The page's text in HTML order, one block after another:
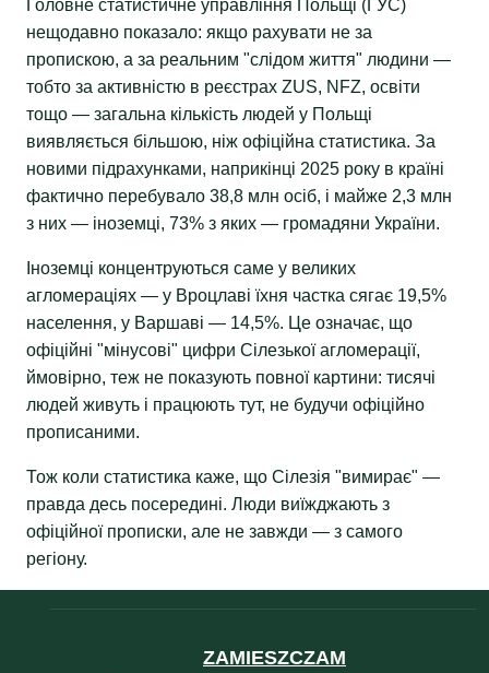
Головне статистичне управління Польщі (ГУС)
нещодавно показало: якщо рахувати не за
пропискою, а за реальним "слідом життя" людини —
тобто за активністю в реєстрах ZUS, NFZ, освіти
тощо — загальна кількість людей у Польщі
виявляється більшою, ніж офіційна статистика. За
новими підрахунками, наприкінці 2025 року в країні
фактично перебувало 38,8 млн осіб, і майже 2,3 млн
з них — іноземці, 73% з яких — громадяни України.
Іноземці концентруються саме у великих
агломераціях — у Вроцлаві їхня частка сягає 19,5%
населення, у Варшаві — 14,5%. Це означає, що
офіційні "мінусові" цифри Сілезької агломерації,
ймовірно, теж не показують повної картини: тисячі
людей живуть і працюють тут, не будучи офіційно
прописаними.
Тож коли статистика каже, що Сілезія "вимирає" —
правда десь посередині. Люди виїжджають з
офіційної прописки, але не завжди — з самого
регіону.
ZAMIESZCZAM